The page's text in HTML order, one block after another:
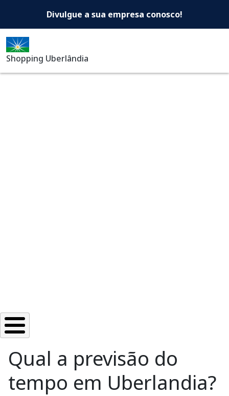
Shopping Uberlândia -
Divulgue a sua empresa conosco!
Shopping Uberlândia
Qual a previsão do
tempo em Uberlandia?